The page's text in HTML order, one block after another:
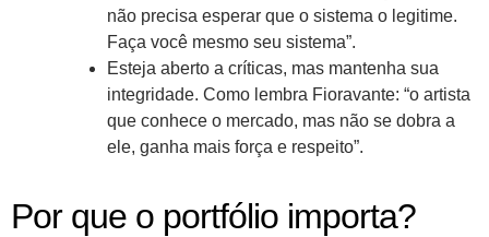
não precisa esperar que o sistema o legitime.
Faça você mesmo seu sistema”.
Esteja aberto a críticas, mas mantenha sua
integridade. Como lembra Fioravante: “o artista
que conhece o mercado, mas não se dobra a
ele, ganha mais força e respeito”.
Por que o portfólio importa?